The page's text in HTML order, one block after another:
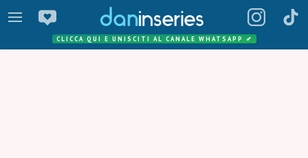
CLICCA QUI E UNISCITI AL CANALE WHATSAPP ✔